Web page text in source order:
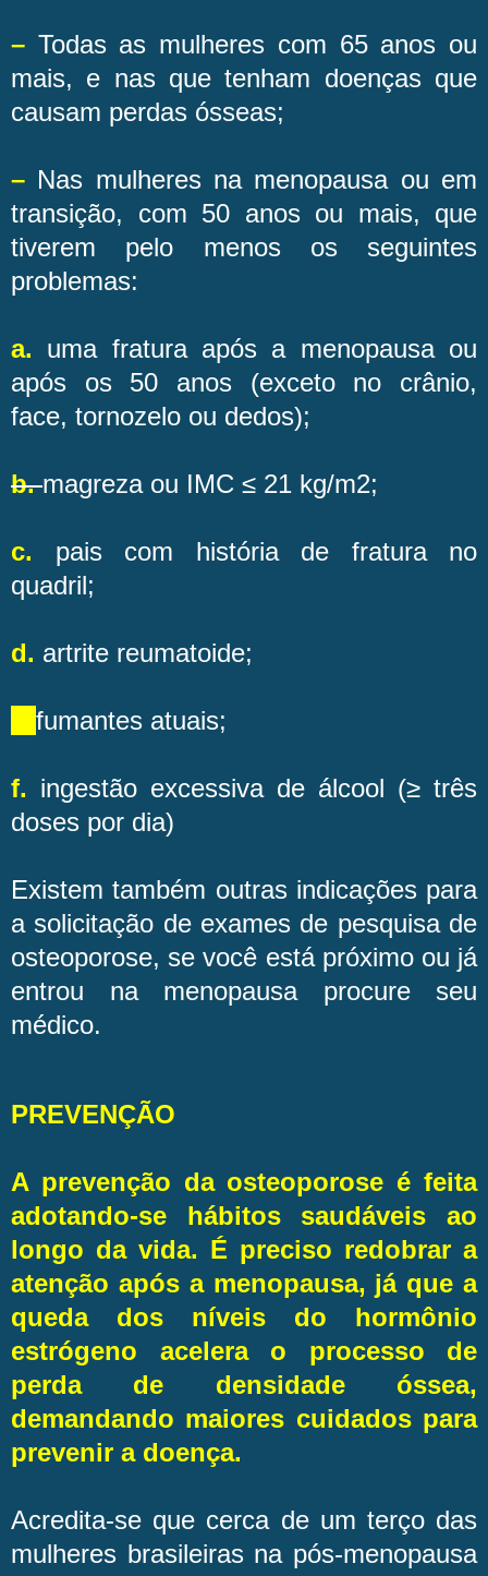
– Todas as mulheres com 65 anos ou
mais, e nas que tenham doenças que
causam perdas ósseas;
– Nas mulheres na menopausa ou em
transição, com 50 anos ou mais, que
tiverem pelo menos os seguintes
problemas:
a. uma fratura após a menopausa ou
após os 50 anos (exceto no crânio,
face, tornozelo ou dedos);
b.magreza ou IMC ≤ 21 kg/m2;
c. pais com história de fratura no
quadril;
d. artrite reumatoide;
fumantes atuais;
f. ingestão excessiva de álcool (≥ três
doses por dia)
Existem também outras indicações para
a solicitação de exames de pesquisa de
osteoporose, se você está próximo ou já
entrou na menopausa procure seu
médico.
PREVENÇÃO
A prevenção da osteoporose é feita
adotando-se hábitos saudáveis ao
longo da vida. É preciso redobrar a
atenção após a menopausa, já que a
queda dos níveis do hormônio
estrógeno acelera o processo de
perda de densidade óssea,
demandando maiores cuidados para
prevenir a doença.
Acredita-se que cerca de um terço das
mulheres brasileiras na pós-menopausa